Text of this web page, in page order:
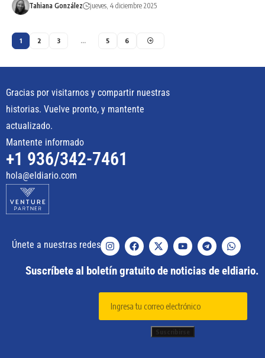
Tahiana González jueves, 4 diciembre 2025
1 2 3 … 5 6
Gracias por visitarnos y compartir nuestras
historias. Vuelve pronto, y mantente
actualizado.
Mantente informado
+1 936/342-7461
hola@eldiario.com
Únete a nuestras redes
Suscríbete al boletín gratuito de noticias de eldiario.